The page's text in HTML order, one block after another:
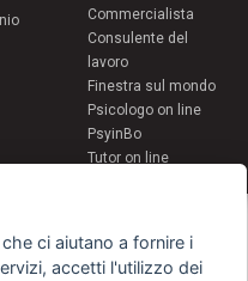
Commercialista
Consulente del
lavoro
Finestra sul mondo
Psicologo on line
PsyinBo
Tutor on line
all'estero
Bologna
ci aiutano a fornire i
accetti l'utilizzo dei